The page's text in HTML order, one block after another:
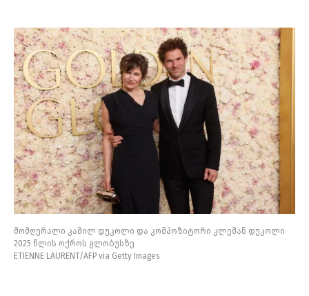
მომღერალი კამილ დუკოლი და კომპოზიტორი კლემან დუკოლი
2025 წლის ოქროს გლობუსზე
ETIENNE LAURENT/AFP via Getty Images